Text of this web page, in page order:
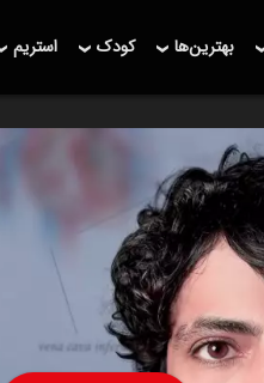
بهترین‌ها کودک استریم